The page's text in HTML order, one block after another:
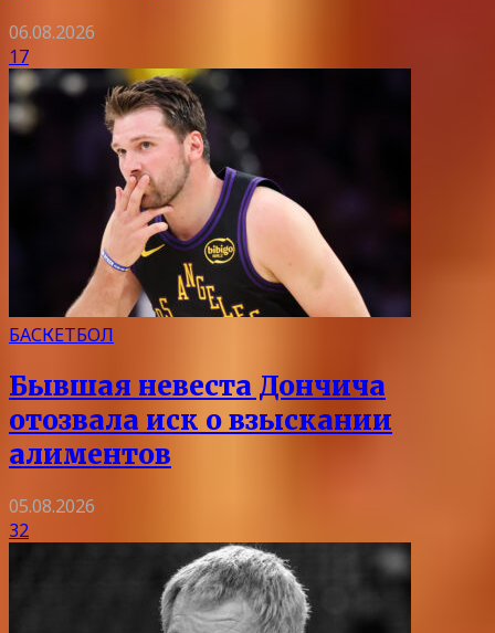
06.08.2026
17
БАСКЕТБОЛ
Бывшая невеста Дончича
отозвала иск о взыскании
алиментов
05.08.2026
32